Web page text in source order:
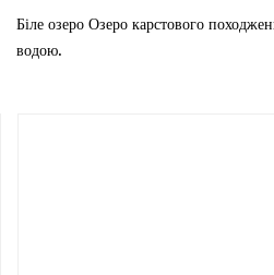
Біле озеро Озеро карстового
водою.